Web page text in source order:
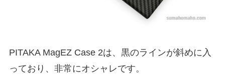
PITAKA MagEZ Case 2は、黒のラインが斜めに入
っており、非常にオシャレです。